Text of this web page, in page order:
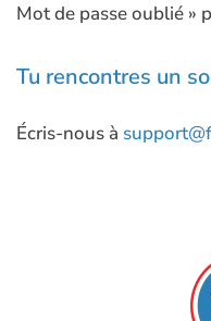
Mot de passe oublié »
Tu rencontres un
Écris-nous à